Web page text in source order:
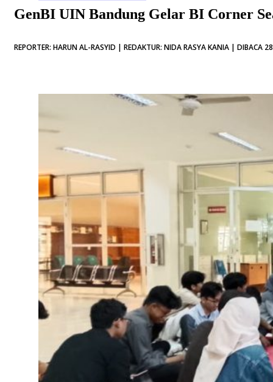
GenBI UIN Bandung Gelar BI Corner
REPORTER: HARUN AL-RASYID | REDAKTUR: NIDA RASYA KANIA | DIBACA